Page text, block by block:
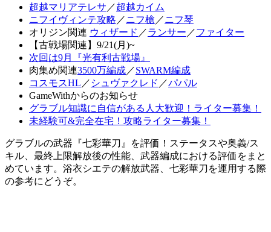
超越マリアテレサ ／超越カイム
ニフイヴィンテ攻略 ／ニフ槍 ／ニフ琴
オリジン関連 ウィザード ／ランサー ／ファイター
【古戦場関連】9/21(月)~
次回は9月『光有利古戦場』
肉集め関連3500万編成／SWARM編成
コスモスHL ／ シュヴァクレド ／パパル
GameWithからのお知らせ
グラブル知識に自信がある人大歓迎！ライター募集！
未経験可&完全在宅！攻略ライター募集！
グラブルの武器『七彩華刀』を評価！ステータスや奥義/ス
キル、最終上限解放後の性能、武器編成における評価をまと
めています。浴衣シエテの解放武器、七彩華刀を運用する際
の参考にどうぞ。